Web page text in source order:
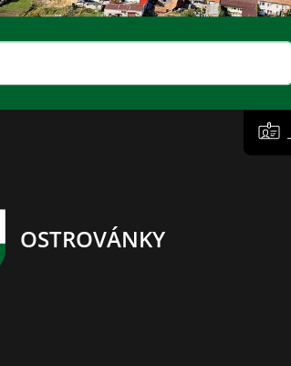
OSTROVÁNKY